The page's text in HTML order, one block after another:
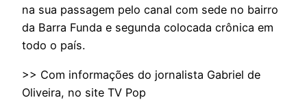
na sua passagem pelo canal com sede no bairro
da Barra Funda e segunda colocada crônica em
todo o país.
>> Com informações do jornalista Gabriel de
Oliveira, no site TV Pop